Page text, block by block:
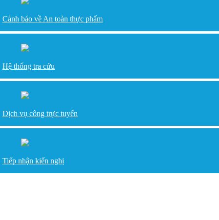
Cảnh báo về An toàn thực phẩm
Hệ thống tra cứu
Dịch vụ công trực tuyến
Tiếp nhận kiến nghị